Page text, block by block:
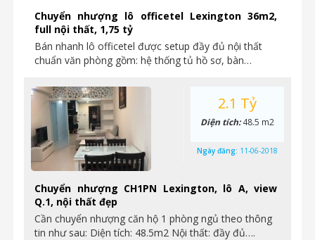
Chuyển nhượng lô officetel Lexington 36m2,
full nội thất, 1,75 tỷ
Bán nhanh lô officetel được setup đầy đủ nội thất
chuẩn văn phòng gồm: hệ thống tủ hồ sơ, bàn…
Chuyển nhượng CH1PN Lexington, lô A, view
Q.1, nội thất đẹp
Cần chuyển nhượng căn hộ 1 phòng ngủ theo thông
tin như sau: Diện tích: 48.5m2 Nội thất: đầy đủ….
2.1 Tỷ
Diện tích:48.5 m2
Ngày đăng: 11-06-2018